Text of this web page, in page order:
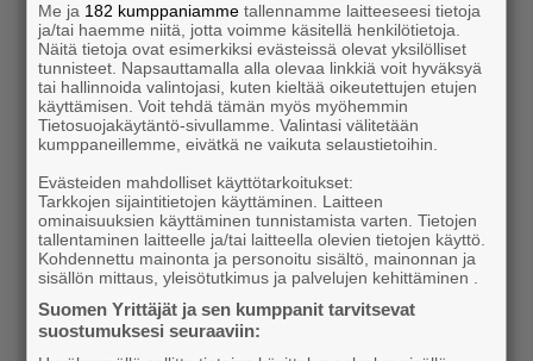
Yrittäjäjärjestön yhteiset valtakunnalliset kunta- ja
aluevaaliohjelmat 2025 tarjoavat yli sata ratkaisua
siihen, miten Suomi voi paikallistasolta lähtien
menestyä osaamisella ja yrittäjämäisellä
asenteella.
Tutustu ohjelmiin Suomen Yrittäjien vaalisivustolla
>
Me ja 182 kumppaniamme tallennamme laitteeseesi tietoja
ja/tai haemme niitä, jotta voimme käsitellä henkilötietoja.
Näitä tietoja ovat esimerkiksi evästeissä olevat yksilölliset
tunnisteet. Napsauttamalla alla olevaa linkkiä voit hyväksyä
tai hallinnoida valintojasi, kuten kieltää oikeutettujen etujen
käyttämisen. Voit tehdä tämän myös myöhemmin
Tietosuojakäytäntö-sivullamme. Valintasi välitetään
kumppaneillemme, eivätkä ne vaikuta selaustietoihin.
Evästeiden mahdolliset käyttötarkoitukset:
Tarkkojen sijaintitietojen käyttäminen. Laitteen
ominaisuuksien käyttäminen tunnistamista varten. Tietojen
tallentaminen laitteelle ja/tai laitteella olevien tietojen käyttö.
Kohdennettu mainonta ja personoitu sisältö, mainonnan ja
sisällön mittaus, yleisötutkimus ja palvelujen kehittäminen .
Suomen Yrittäjät ja sen kumppanit tarvitsevat
suostumuksesi seuraaviin: